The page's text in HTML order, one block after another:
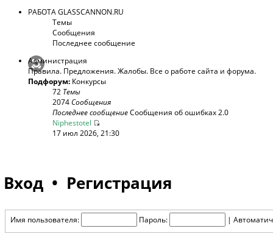
РАБОТА GLASSCANNON.RU
Темы
Сообщения
Последнее сообщение
Администрация
Правила. Предложения. Жалобы. Все о работе сайта и форума.
Подфорум: Конкурсы
72 Темы
2074Сообщения
Последнее сообщениеСообщения об ошибках 2.0
Niphestotel
17 июл 2026, 21:30
Вход • Регистрация
Имя пользователя: Пароль: |